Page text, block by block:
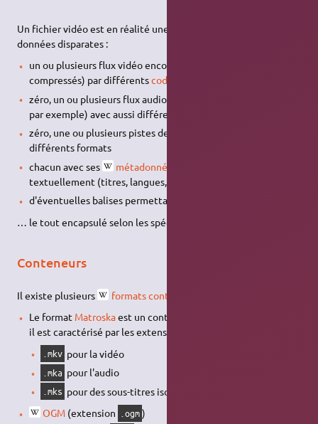
Un fichier vidéo est en réalité une combinaison d'éventuelles
données disparates :
un ou plusieurs flux vidéo encodés (numérisés et
compressés) par différentscodecs
zéro, un ou plusieurs flux audio (dans différentes langues,
par exemple) avec aussi différents codecs (voir
zéro, une ou plusieurs pistes de sous-titres, il existe aussi
différents formats
chacun avec ses
métadonnées
textuellement (titres, langues, etc.)
d'éventuelles balises permettant la gestion des chapitres
… le tout encapsulé selon les spécifications d'un
Conteneurs
Il existe plusieurs formats conteneurs
Le format Matroskaest un conteneur multimédia
il est caractérisé par les extensions :
.mkv pour la vidéo
.mka pour l'audio
.mks pour des sous-titres isolés
OGM (extension .ogm)